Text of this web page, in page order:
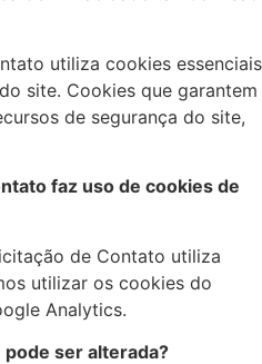
utiliza cookies essenciais
site. Cookies que garantem
de segurança do site,
faz uso de cookies de
de Contato utiliza
utilizar os cookies do
Analytics.
pode ser alterada?